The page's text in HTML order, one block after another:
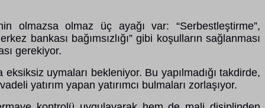
olmazsa olmaz üç ayağı var: “Serbestleştirme”,
bankası bağımsızlığı” gibi koşulların sağlanması
gerekiyor.
uymaları bekleniyor. Bu yapılmadığı takdirde,
yatırım yapan yatırımcı bulmaları zorlaşıyor.